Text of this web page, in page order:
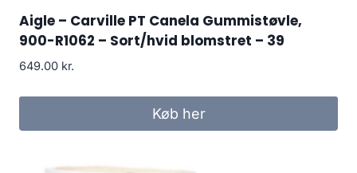
Aigle – Carville PT Canela Gummistøvle,
900-R1062 – Sort/hvid blomstret – 39
649.00 kr.
Køb her